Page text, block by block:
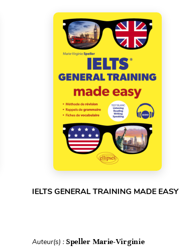
IELTS GENERAL TRAINING MADE EASY
Auteur(s) : Speller Marie-Virginie